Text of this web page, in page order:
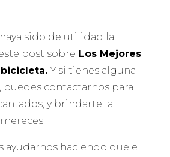
sido de utilidad la
post sobre Los Mejores
Y si tienes alguna
puedes contactarnos para
y brindarte la
ayudarnos haciendo que el